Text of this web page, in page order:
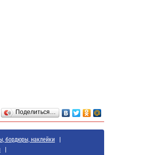
Поделиться…
бордюры, наклейки